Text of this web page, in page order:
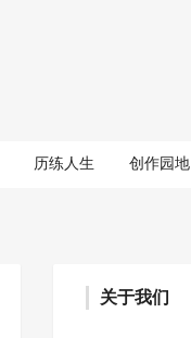
历练人生 创作园地
关于我们